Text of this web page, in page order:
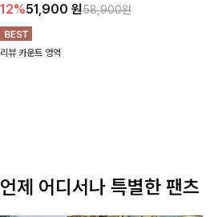
12%51,900 원58,900원
리뷰 카운트 영역
언제 어디서나 특별한 팬츠